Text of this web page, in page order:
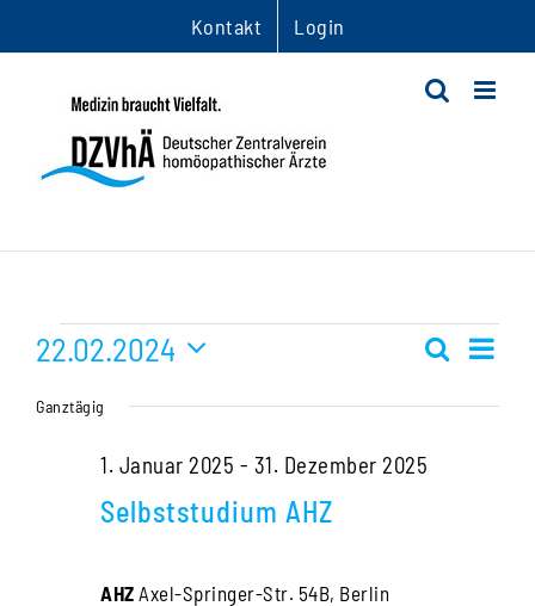
Inhalt
Kontakt Login
Veranstaltungen
für
Februar
2024
Suche
und
Suche
Tag
22.02.2024
wählen.
Ganztägig
Selbststudium AHZ
1. Januar 2025 - 31. Dezember 2025
AHZ Axel-Springer-Str. 54B, Berlin